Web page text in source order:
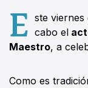
E ste viernes
cabo el
Maestro, a
Como es